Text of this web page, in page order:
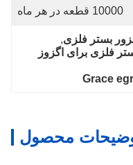
10000 قطعه در هر ماه
,
کاتالیزور بستر فلزی برای اگزوز
محصول